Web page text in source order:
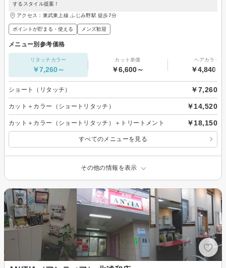
するスタイル提案！
アクセス：東武東上線 ふじみ野駅 徒歩7分
ポイントが貯まる・使える メンズ歓迎
メニュー別参考価格
リタッチカラー
￥7,260～
カット単価
￥6,600～
ヘアカラー
￥4,840～
ショート（リタッチ） ￥7,260
カット＋カラー（ショートリタッチ） ￥14,520
カット＋カラー（ショートリタッチ）＋トリートメント ￥18,150
すべてのメニューを見る
その他の情報を表示